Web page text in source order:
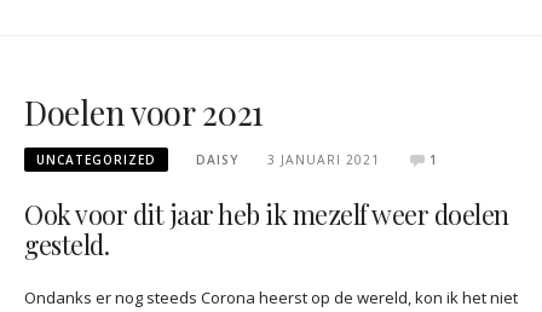
Doelen voor 2021
UNCATEGORIZED DAISY 3 JANUARI 2021 1
Ook voor dit jaar heb ik mezelf weer doelen
gesteld.
Ondanks er nog steeds Corona heerst op de wereld, kon ik het niet